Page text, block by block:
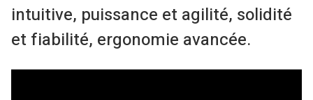
intuitive, puissance et agilité, solidité
et fiabilité, ergonomie avancée.